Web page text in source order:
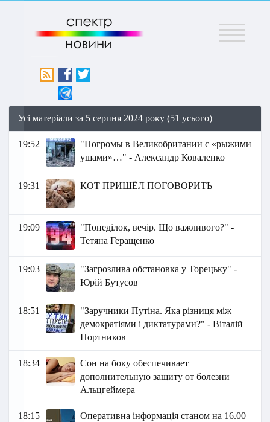
Меню
Усі матеріали за 5 серпня 2024 року (51 усього)
19:52
"Погромы в Великобритании с «рыжими
ушами»…" - Александр Коваленко
19:31 КОТ ПРИШЁЛ ПОГОВОРИТЬ
19:09
"Понеділок, вечір. Що важливого?" -
Тетяна Геращенко
19:03
"Загрозлива обстановка у Торецьку" -
Юрій Бутусов
18:51
"Заручники Путіна. Яка різниця між
демократіями і диктатурами?" - Віталій
Портников
18:34
Сон на боку обеспечивает
дополнительную защиту от болезни
Альцгеймера
18:15
Оперативна інформація станом на 16.00